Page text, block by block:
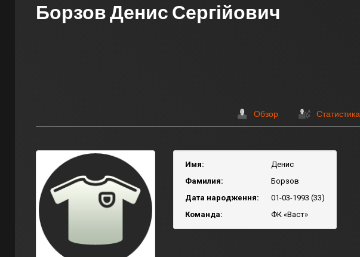
Борзов Денис Сергійович
Обзор Статистика
Имя:
Денис
Фамилия:
Борзов
Дата народження:
01-03-1993 (33)
Команда:
ФК «Васт»